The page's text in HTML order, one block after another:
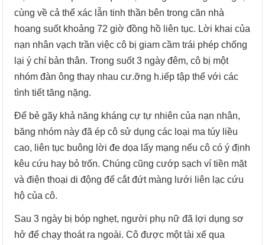
cùng về cả thể xác lẫn tinh thần bên trong căn nhà
hoang suốt khoảng 72 giờ đồng hồ liên tục. Lời khai của
nạn nhân vạch trần việc cô bị giam cầm trái phép chống
lại ý chí bản thân. Trong suốt 3 ngày đêm, cô bị một
nhóm đàn ông thay nhau cư.ỡng h.iếp tập thể với các
tình tiết tăng nặng.
Để bẻ gãy khả năng kháng cự tự nhiên của nạn nhân,
băng nhóm này đã ép cô sử dụng các loại ma túy liều
cao, liên tục buông lời đe dọa lấy mạng nếu cô có ý định
kêu cứu hay bỏ trốn. Chúng cũng cướp sạch ví tiền mặt
và điện thoại di động để cắt đứt màng lưới liên lạc cứu
hộ của cô.
Sau 3 ngày bị bóp nghẹt, người phụ nữ đã lợi dụng sơ
hở để chạy thoát ra ngoài. Cô được một tài xế qua